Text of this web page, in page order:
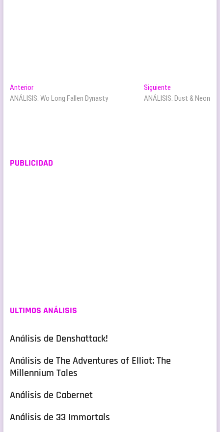
Navegación
de
AnteriorEntrada
anterior:
ANÁLISIS: Wo Long Fallen Dynasty
Siguiente
siguiente:
ANÁLISIS: Dust & Neon
PUBLICIDAD
ULTIMOS ANÁLISIS
Análisis de Denshattack!
Análisis de The Adventures of Elliot: The
Millennium Tales
Análisis de Cabernet
Análisis de 33 Immortals